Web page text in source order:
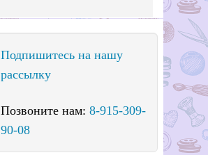
Подпишитесь на нашу
рассылку
Позвоните нам: 8-915-309-
90-08